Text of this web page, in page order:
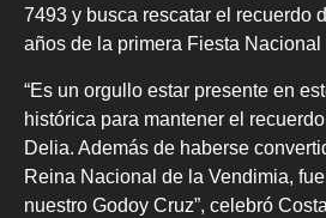
7493 y busca rescatar el recuerdo
años de la primera Fiesta Nacional
“Es un orgullo estar presente en
histórica para mantener el
Delia. Además de haberse
Reina Nacional de la Vendimia,
nuestro Godoy Cruz”, celebró